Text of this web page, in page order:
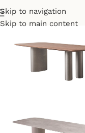
Skip to navigation
Skip to main content
Início Mesa de Jantar